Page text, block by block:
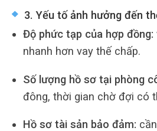
3. Yếu tố ảnh hưởng đến
Độ phức tạp của hợp đồng:
nhanh hơn vay thế chấp.
Số lượng hồ sơ tại phòng
đông, thời gian chờ đợi có
Hồ sơ tài sản bảo đảm: